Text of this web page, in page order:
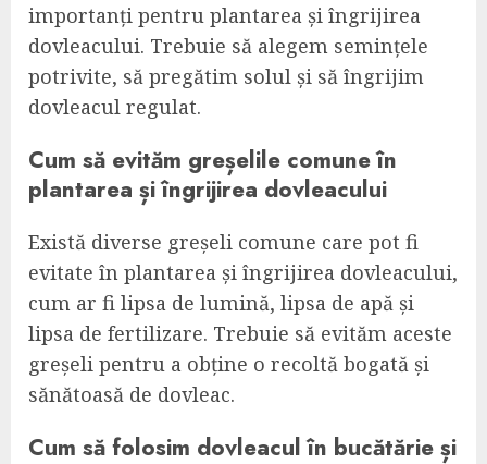
importanți pentru plantarea și îngrijirea
dovleacului. Trebuie să alegem semințele
potrivite, să pregătim solul și să îngrijim
dovleacul regulat.
Cum să evităm greșelile comune în
plantarea și îngrijirea dovleacului
Există diverse greșeli comune care pot fi
evitate în plantarea și îngrijirea dovleacului,
cum ar fi lipsa de lumină, lipsa de apă și
lipsa de fertilizare. Trebuie să evităm aceste
greșeli pentru a obține o recoltă bogată și
sănătoasă de dovleac.
Cum să folosim dovleacul în bucătărie și